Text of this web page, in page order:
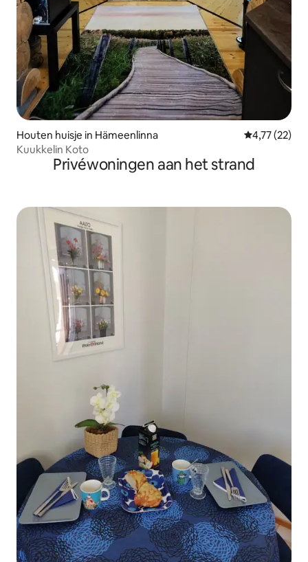
Houten huisje in Hämeenlinna Gemiddelde
4,77 (22)
Kuukkelin Koto
Privéwoningen aan het strand